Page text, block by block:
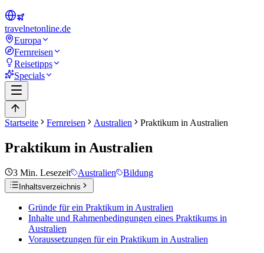
travelnetonline.de
Europa
Fernreisen
Reisetipps
Specials
Startseite Fernreisen Australien Praktikum in Australien
Praktikum in Australien
3 Min. Lesezeit Australien Bildung
Inhaltsverzeichnis
Gründe für ein Praktikum in Australien
Inhalte und Rahmenbedingungen eines Praktikums in
Australien
Voraussetzungen für ein Praktikum in Australien